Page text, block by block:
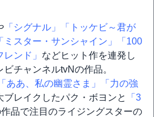
「シグナル」
「トッケビ～君が
「ミスター・サンシャイン」
「100
レンド」 などヒット作を連発し
チャンネルtvNの作品。
「ああ、私の幽霊さま」
「力の強
ブレイクしたパク・ボヨンと
「3
品で注目のライジングスターの